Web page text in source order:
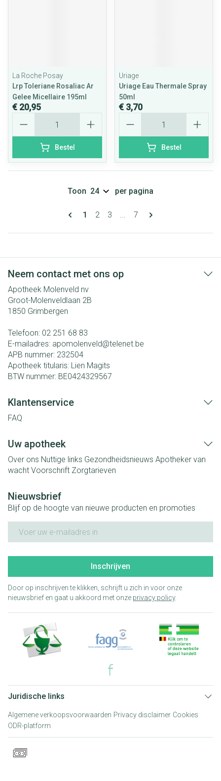
La Roche Posay
Lrp Toleriane Rosaliac Ar
Gelee Micellaire 195ml
€ 20,95
Bestel
Uriage
Uriage Eau Thermale Spray
50ml
€ 3,70
Bestel
Pagina's
U lees momenteel pagina
1 Pagina
2 Pagina
3 ... Pagina
7
Toon per pagina
Neem contact met ons op
Apotheek Molenveld nv
Groot-Molenveldlaan 2B
1850 Grimbergen
Telefoon: 02 251 68 83
E-mailadres: apomolenveld@telenet.be
APB nummer: 232504
Apotheek titularis: Lien Magits
BTW nummer: BE0424329567
Klantenservice
FAQ
Uw apotheek
Over ons Nuttige links Gezondheidsnieuws Apotheker van
wacht Voorschrift Zorgtarieven
Nieuwsbrief
Blijf op de hoogte van nieuwe producten en promoties
Inschrijven
Door op inschrijven te klikken, schrijft u zich in voor onze
nieuwsbrief en gaat u akkoord met onze privacy policy.
Juridische links
Algemene verkoopsvoorwaarden Privacy disclaimer Cookies
ODR-platform